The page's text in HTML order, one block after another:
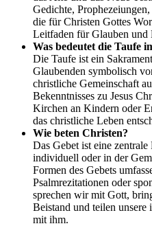
Gedichte,
die für Christen Gottes
Leitfaden für Glauben und
Was bedeutet die Taufe
Die Taufe ist ein
Glaubenden symbolisch
christliche Gemeinschaft
Bekenntnisses zu Jesus
Kirchen an Kindern oder
das christliche Leben
Wie beten Christen?
Das Gebet ist eine
individuell oder in der
Formen des Gebets
Psalmrezitationen oder
sprechen wir mit Gott,
Beistand und teilen unsere
mit ihm.